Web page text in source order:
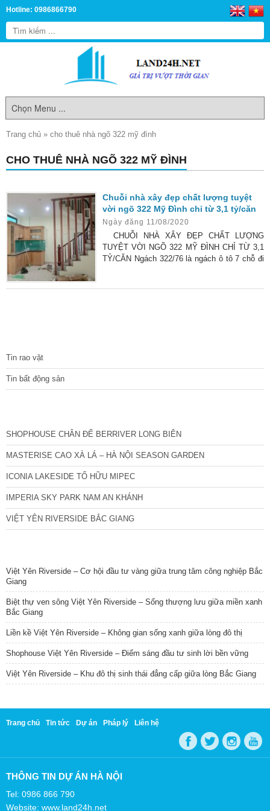
Hotline: 0986866790
Trang chủ » cho thuê nhà ngõ 322 mỹ đình
CHO THUÊ NHÀ NGÕ 322 MỸ ĐÌNH
Chuỗi nhà xây đẹp chất lượng tuyệt
vời ngõ 322 Mỹ Đình chỉ từ 3,1 tỷ/căn
Ngày đăng 11/08/2020
CHUỖI NHÀ XÂY ĐẸP CHẤT LƯỢNG
TUYỆT VỜI NGÕ 322 MỸ ĐÌNH CHỈ TỪ 3,1
TỶ/CĂN Ngách 322/76 là ngách ô tô 7 chỗ đi
Tin rao vặt
Tin bất động sản
SHOPHOUSE CHÂN ĐẾ BERRIVER LONG BIÊN
MASTERISE CAO XÀ LÁ – HÀ NỘI SEASON GARDEN
ICONIA LAKESIDE TỐ HỮU MIPEC
IMPERIA SKY PARK NAM AN KHÁNH
VIỆT YÊN RIVERSIDE BẮC GIANG
Việt Yên Riverside – Cơ hội đầu tư vàng giữa trung tâm công nghiệp Bắc
Giang
Biệt thự ven sông Việt Yên Riverside – Sống thượng lưu giữa miền xanh
Bắc Giang
Liền kề Việt Yên Riverside – Không gian sống xanh giữa lòng đô thị
Shophouse Việt Yên Riverside – Điểm sáng đầu tư sinh lời bền vững
Việt Yên Riverside – Khu đô thị sinh thái đẳng cấp giữa lòng Bắc Giang
Trang chủ Tin tức Dự án Pháp lý Liên hệ
THÔNG TIN DỰ ÁN HÀ NỘI
Tel: 0986 866 790
Website: www.land24h.net